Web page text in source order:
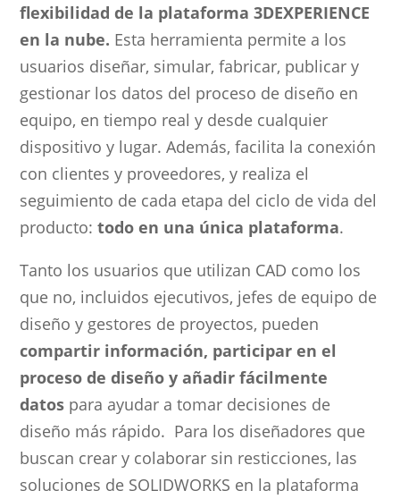
flexibilidad de la plataforma3DEXPERIENCE
en la nube. Esta herramienta permite a los
usuarios diseñar, simular, fabricar, publicar y
gestionar los datos del proceso de diseño en
equipo, en tiempo real y desde cualquier
dispositivo y lugar. Además, facilita la conexión
con clientes y proveedores, y realiza el
seguimiento de cada etapa del ciclo de vida del
producto:todo en una única plataforma.
Tanto los usuarios que utilizan CAD como los
que no, incluidos ejecutivos, jefes de equipo de
diseño y gestores de proyectos, pueden
compartir información, participar en el
proceso de diseño y añadir fácilmente
datos para ayudar a tomar decisiones de
diseño más rápido. Para los diseñadores que
buscan crear y colaborar sin resticciones, las
soluciones de SOLIDWORKS en la plataforma